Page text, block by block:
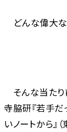
どんな偉大な
そんな当たり
寺脇研『若手
いノートから』